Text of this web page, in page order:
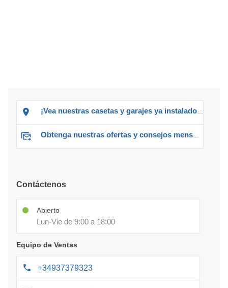
¡Vea nuestras casetas y garajes ya instalados!
Obtenga nuestras ofertas y consejos mensuales
Contáctenos
Abierto
Lun-Vie de 9:00 a 18:00
Equipo de Ventas
+34937379323